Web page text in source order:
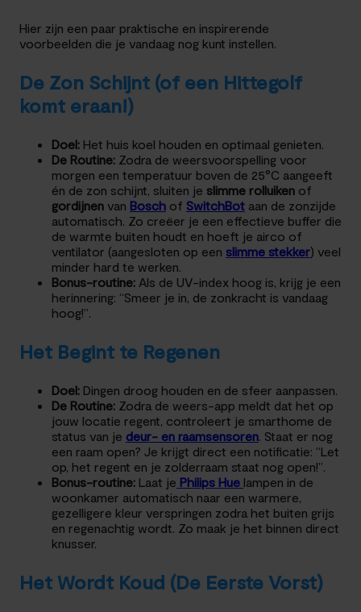
Hier zijn een paar praktische en inspirerende
voorbeelden die je vandaag nog kunt instellen.
De Zon Schijnt (of een Hittegolf
komt eraan!)
Doel: Het huis koel houden en optimaal genieten.
De Routine: Zodra de weersvoorspelling voor
morgen een temperatuur boven de 25°C aangeeft
én de zon schijnt, sluiten je slimme rolluiken of
gordijnen van Bosch of SwitchBot aan de zonzijde
automatisch. Zo creëer je een effectieve buffer die
de warmte buiten houdt en hoeft je airco of
ventilator (aangesloten op een slimme stekker) veel
minder hard te werken.
Bonus-routine: Als de UV-index hoog is, krijg je een
herinnering: “Smeer je in, de zonkracht is vandaag
hoog!”.
Het Begint te Regenen
Doel: Dingen droog houden en de sfeer aanpassen.
De Routine: Zodra de weers-app meldt dat het op
jouw locatie regent, controleert je smarthome de
status van je deur- en raamsensoren. Staat er nog
een raam open? Je krijgt direct een notificatie: “Let
op, het regent en je zolderraam staat nog open!”.
Bonus-routine: Laat je Philips Hue lampen in de
woonkamer automatisch naar een warmere,
gezelligere kleur verspringen zodra het buiten grijs
en regenachtig wordt. Zo maak je het binnen direct
knusser.
Het Wordt Koud (De Eerste Vorst)